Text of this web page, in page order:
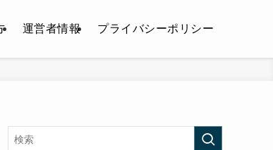
運営者情報 プライバシーポリシー